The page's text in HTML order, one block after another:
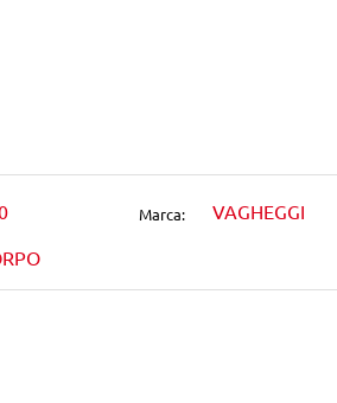
Marca: VAGHEGGI